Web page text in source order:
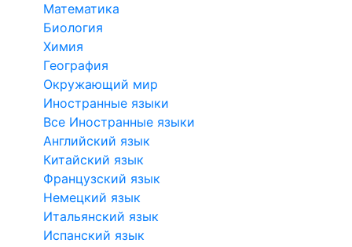
Математика
Биология
Химия
География
Окружающий мир
Иностранные языки
Все Иностранные языки
Английский язык
Китайский язык
Французский язык
Немецкий язык
Итальянский язык
Испанский язык